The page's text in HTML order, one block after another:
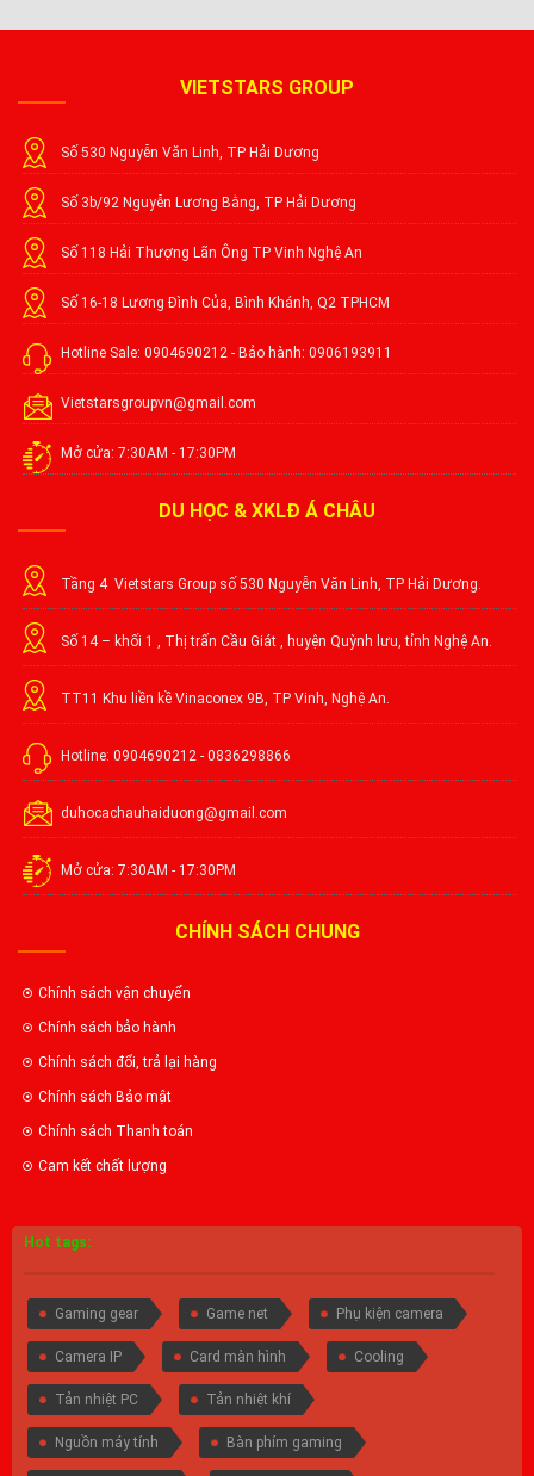
VIETSTARS GROUP
Số 530 Nguyễn Văn Linh, TP Hải Dương
Số 3b/92 Nguyễn Lương Bằng, TP Hải Dương
Số 118 Hải Thượng Lãn Ông TP Vinh Nghệ An
Số 16-18 Lương Đình Của, Bình Khánh, Q2 TPHCM
Hotline Sale: 0904690212 - Bảo hành: 0906193911
Vietstarsgroupvn@gmail.com
Mở cửa: 7:30AM - 17:30PM
DU HỌC & XKLĐ Á CHÂU
Tầng 4 Vietstars Group số 530 Nguyễn Văn Linh, TP Hải Dương.
Số 14 – khối 1 , Thị trấn Cầu Giát , huyện Quỳnh lưu, tỉnh Nghệ An.
TT11 Khu liền kề Vinaconex 9B, TP Vinh, Nghệ An.
Hotline: 0904690212 - 0836298866
duhocachauhaiduong@gmail.com
Mở cửa: 7:30AM - 17:30PM
CHÍNH SÁCH CHUNG
Chính sách vận chuyển
Chính sách bảo hành
Chính sách đổi, trả lại hàng
Chính sách Bảo mật
Chính sách Thanh toán
Cam kết chất lượng
Hot tags:
Gaming gear Game net Phụ kiện camera
Camera IP Card màn hình Cooling
Tản nhiệt PC Tản nhiệt khí
Nguồn máy tính Bàn phím gaming